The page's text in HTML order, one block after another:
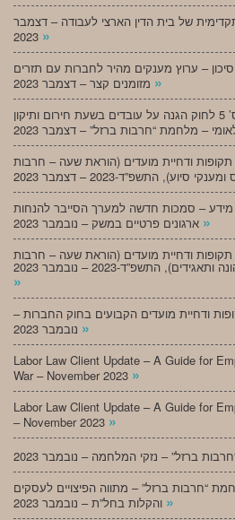
של בית הדין הארצי לעבודה – דצמבר
»
סיכון – ערוץ מענקים מהיר לחברות עם תזרים
»
מעו”דכן יחסי עבודה – תיקון מס’ 5 לחוק הגנה על עובדים בשעת חירום ותיקון
ודחיית מועדים (הוראת שעה – חרבות
מידע – סמכות חדשה למערך הסייבר להנחות
»
תקופות ודחיית מועדים (הוראת שעה – חרבות
התשפ”ד-2023 – נובמבר 2023
»
ודחיית מועדים הקבועים בחוק החברות –
»
Labor Law Client Update – A Guide for
War – November 2023 »
Labor Law Client Update – A Guide for
– November 2023 »
“חרבות ברזל” – מתווה הפיצויים לעסקים
»